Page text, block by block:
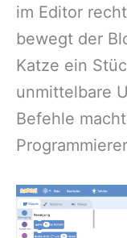
im Editor
bewegt der
Katze ein
unmittelbare
Befehle